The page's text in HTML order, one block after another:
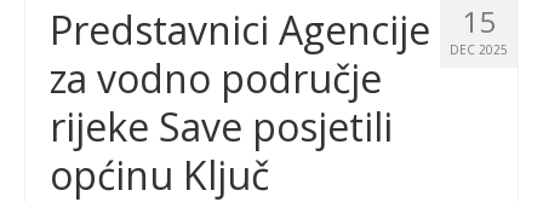
15
DEC 2025
Predstavnici Agencije
za vodno područje
rijeke Save posjetili
općinu Ključ